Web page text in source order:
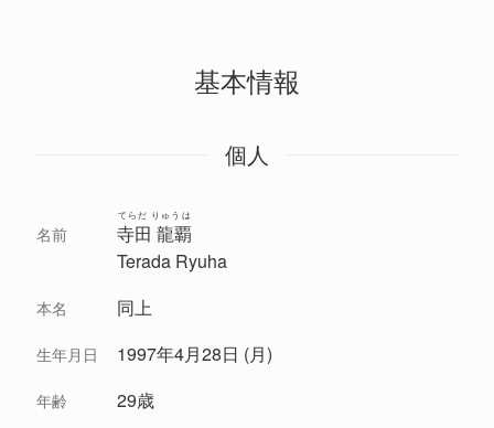
基本情報
個人
名前 寺田 龍覇
てらだ りゅうは
Terada Ryuha
本名 同上
生年月日 1997年4月28日 (月)
年齢 29歳